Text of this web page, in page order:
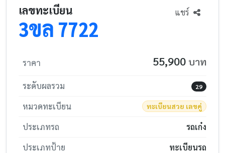
เลขทะเบียน
3ขล 7722
แชร์
ราคา 55,900 บาท
ระดับผลรวม 29
หมวดทะเบียน ทะเบียนสวย เลขคู่
ประเภทรถ
รถเก๋ง
ประเภทป้าย
ทะเบียนรถ